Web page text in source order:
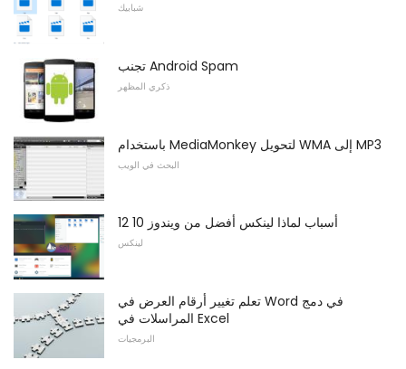
شبابيك
تجنب Android Spam
ذكري المظهر
باستخدام MediaMonkey لتحويل WMA إلى MP3
البحث في الويب
12 أسباب لماذا لينكس أفضل من ويندوز 10
لينكس
تعلم تغيير أرقام العرض في Word في دمج
المراسلات في Excel
البرمجيات